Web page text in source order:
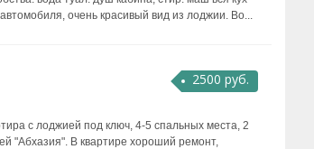
очень красивый вид из лоджии. Во...
2500 руб.
с лоджией под ключ, 4-5 спальных места, 2
"Абхазия". В квартире хороший ремонт,